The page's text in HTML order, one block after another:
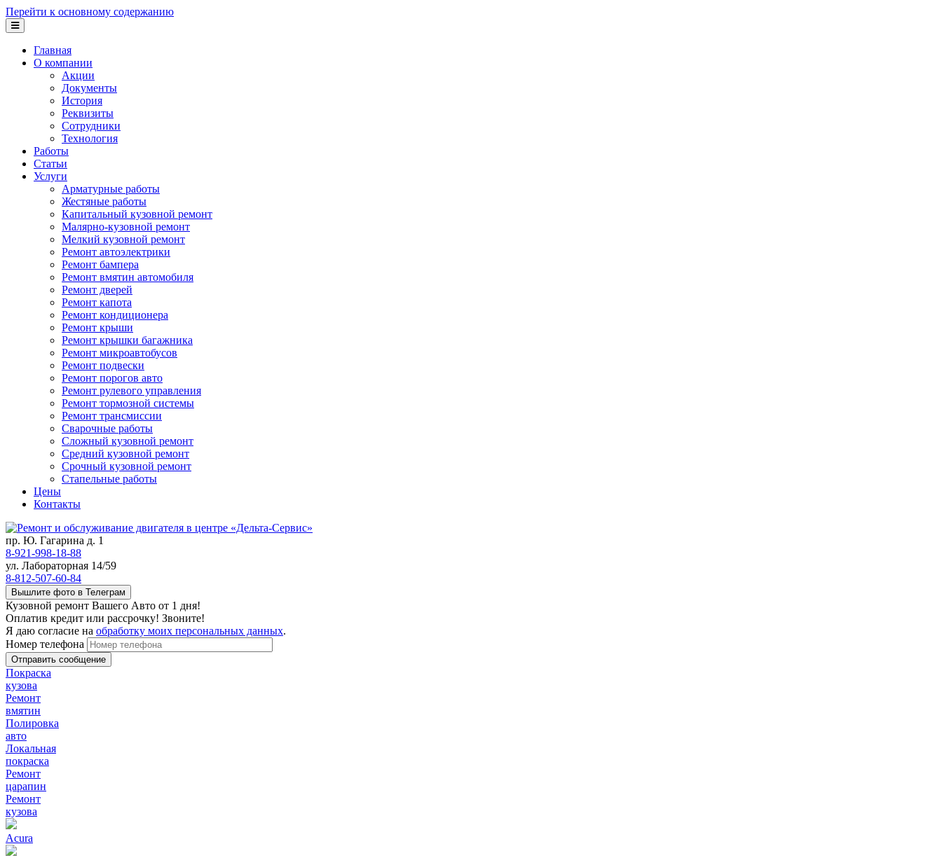
Перейти к основному содержанию
Главная
О компании
Акции
Документы
История
Реквизиты
Сотрудники
Технология
Работы
Статьи
Услуги
Арматурные работы
Жестяные работы
Капитальный кузовной ремонт
Малярно-кузовной ремонт
Мелкий кузовной ремонт
Ремонт автоэлектрики
Ремонт бампера
Ремонт вмятин автомобиля
Ремонт дверей
Ремонт капота
Ремонт кондиционера
Ремонт крыши
Ремонт крышки багажника
Ремонт микроавтобусов
Ремонт подвески
Ремонт порогов авто
Ремонт рулевого управления
Ремонт тормозной системы
Ремонт трансмиссии
Сварочные работы
Сложный кузовной ремонт
Средний кузовной ремонт
Срочный кузовной ремонт
Стапельные работы
Цены
Контакты
пр. Ю. Гагарина д. 1
8-921-998-18-88
ул. Лабораторная 14/59
8-812-507-60-84
Вышлите фото в Телеграм
Кузовной ремонт Вашего Авто от 1 дня!
Оплатив кредит или рассрочку! Звоните!
Я даю согласие на обработку моих персональных данных.
Номер телефона
Покраска
кузова
Ремонт
вмятин
Полировка
авто
Локальная
покраска
Ремонт
царапин
Ремонт
кузова
Acura